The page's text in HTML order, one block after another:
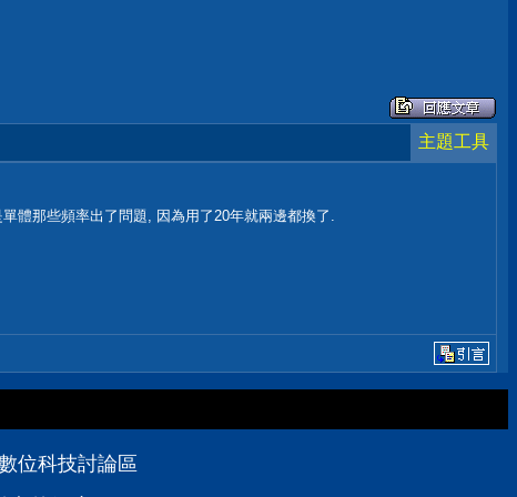
主題工具
體那些頻率出了問題, 因為用了20年就兩邊都換了.
位科技討論區